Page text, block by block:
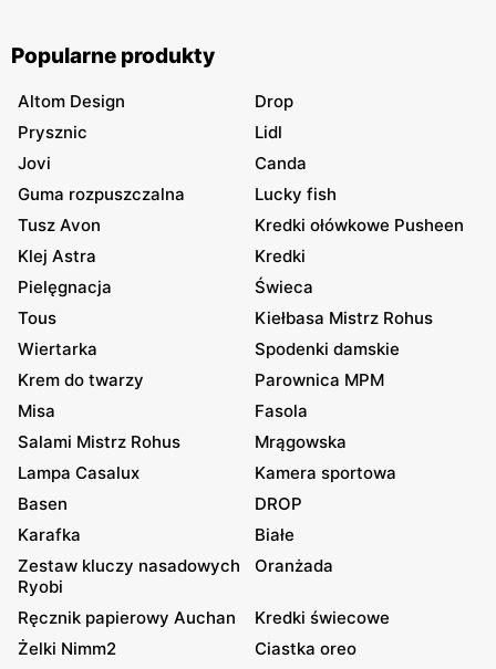
Popularne produkty
Altom Design
Drop
Prysznic
Lidl
Jovi
Canda
Guma rozpuszczalna
Lucky fish
Tusz Avon
Kredki ołówkowe Pusheen
Klej Astra
Kredki
Pielęgnacja
Świeca
Tous
Kiełbasa Mistrz Rohus
Wiertarka
Spodenki damskie
Krem do twarzy
Parownica MPM
Misa
Fasola
Salami Mistrz Rohus
Mrągowska
Lampa Casalux
Kamera sportowa
Basen
DROP
Karafka
Białe
Zestaw kluczy nasadowych
Ryobi
Oranżada
Ręcznik papierowy Auchan
Kredki świecowe
Żelki Nimm2
Ciastka oreo